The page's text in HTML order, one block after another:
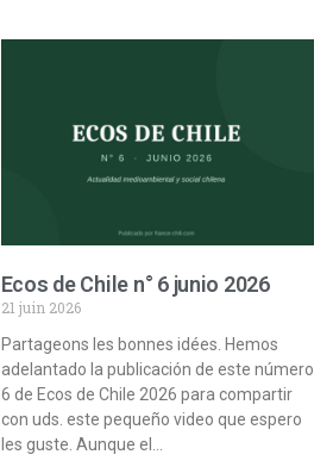
Ecos de Chile n° 6 junio 2026
21 juin 2026
Partageons les bonnes idées. Hemos
adelantado la publicación de este número
6 de Ecos de Chile 2026 para compartir
con uds. este pequeño video que espero
les guste. Aunque el…